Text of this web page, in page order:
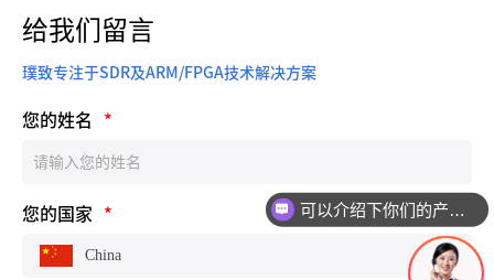
给我们留言
璞致专注于SDR及ARM/FPGA技术解决方案
您的姓名 *
您的国家 *
China